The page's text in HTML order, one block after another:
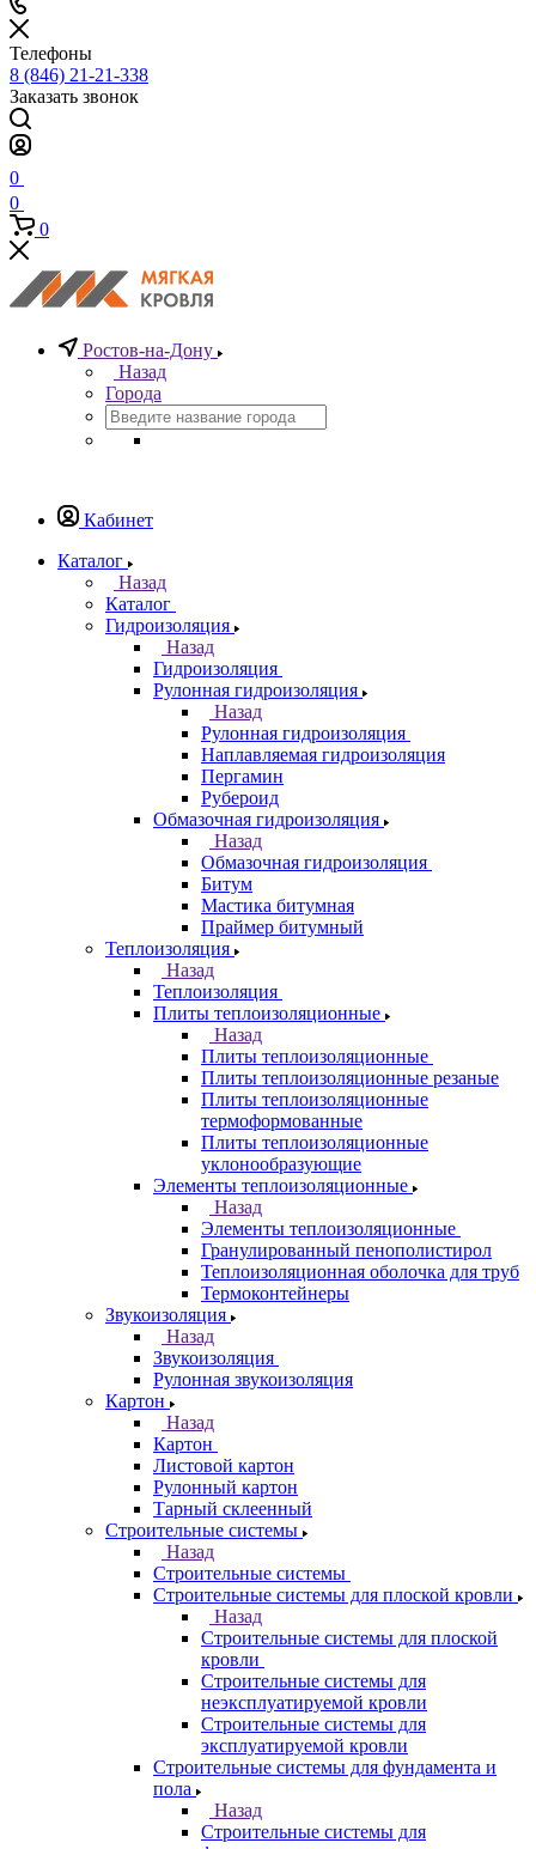
Телефоны
8 (846) 21-21-338
Заказать звонок
0
0
0
Ростов-на-Дону
Назад
Города
Кабинет
Каталог
Назад
Каталог
Гидроизоляция
Назад
Гидроизоляция
Рулонная гидроизоляция
Назад
Рулонная гидроизоляция
Наплавляемая гидроизоляция
Пергамин
Рубероид
Обмазочная гидроизоляция
Назад
Обмазочная гидроизоляция
Битум
Мастика битумная
Праймер битумный
Теплоизоляция
Назад
Теплоизоляция
Плиты теплоизоляционные
Назад
Плиты теплоизоляционные
Плиты теплоизоляционные резаные
Плиты теплоизоляционные
термоформованные
Плиты теплоизоляционные
уклонообразующие
Элементы теплоизоляционные
Назад
Элементы теплоизоляционные
Гранулированный пенополистирол
Теплоизоляционная оболочка для труб
Термоконтейнеры
Звукоизоляция
Назад
Звукоизоляция
Рулонная звукоизоляция
Картон
Назад
Картон
Листовой картон
Рулонный картон
Тарный склеенный
Строительные системы
Назад
Строительные системы
Строительные системы для плоской кровли
Назад
Строительные системы для плоской
кровли
Строительные системы для
неэксплуатируемой кровли
Строительные системы для
эксплуатируемой кровли
Строительные системы для фундамента и
пола
Назад
Строительные системы для